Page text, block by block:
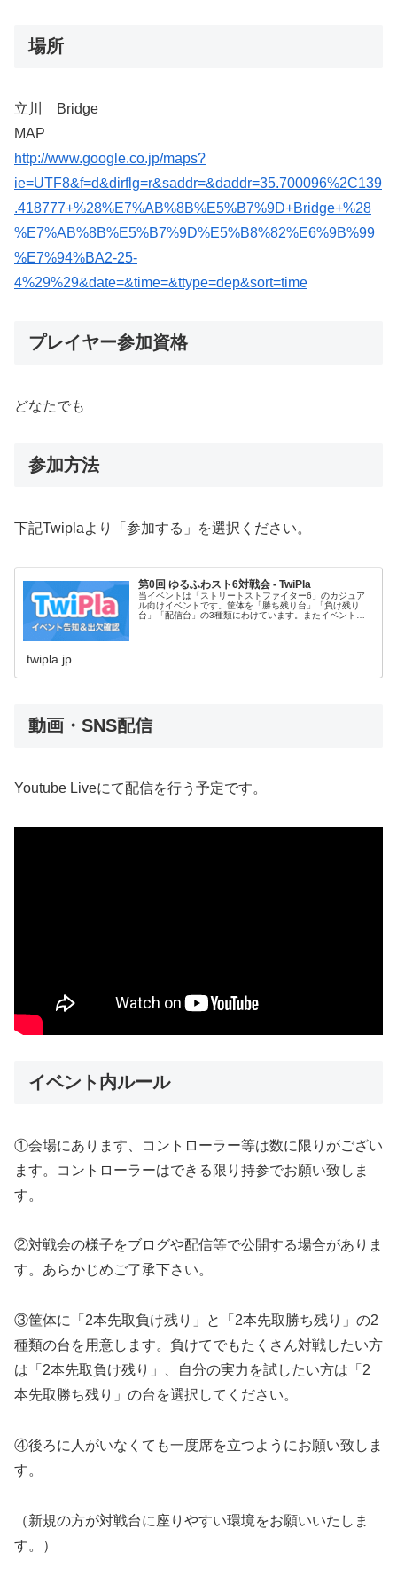
場所
立川 Bridge
MAP
http://www.google.co.jp/maps?
ie=UTF8&f=d&dirflg=r&saddr=&daddr=35.700096%2C139
.418777+%28%E7%AB%8B%E5%B7%9D+Bridge+%28
%E7%AB%8B%E5%B7%9D%E5%B8%82%E6%9B%99
%E7%94%BA2-25-
4%29%29&date=&time=&ttype=dep&sort=time
プレイヤー参加資格
どなたでも
参加方法
下記Twiplaより「参加する」を選択ください。
第0回 ゆるふわスト6対戦会 - TwiPla
当イベントは「ストリートストファイター6」のカジュア
ル向けイベントです。筐体を「勝ち残り台」「負け残り
台」「配信台」の3種類にわけています。またイベント終
twipla.jp
動画・SNS配信
Youtube Liveにて配信を行う予定です。
イベント内ルール
①会場にあります、コントローラー等は数に限りがござい
ます。コントローラーはできる限り持参でお願い致しま
す。
②対戦会の様子をブログや配信等で公開する場合がありま
す。あらかじめご了承下さい。
③筐体に「2本先取負け残り」と「2本先取勝ち残り」の2
種類の台を用意します。負けてでもたくさん対戦したい方
は「2本先取負け残り」、自分の実力を試したい方は「2
本先取勝ち残り」の台を選択してください。
④後ろに人がいなくても一度席を立つようにお願い致しま
す。
（新規の方が対戦台に座りやすい環境をお願いいたしま
す。）